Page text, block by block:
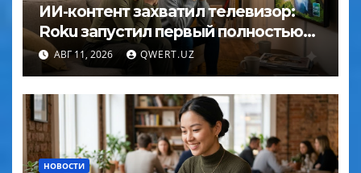
ИИ-контент захватил телевизор:
Roku запустил первый полностью
нейросетевой канал
АВГ 11, 2026 QWERT.UZ
НОВОСТИ